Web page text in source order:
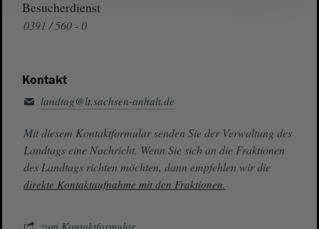
Besucherdienst
0391 / 560 - 0
Kontakt
landtag@lt.sachsen-anhalt.de
Mit diesem Kontaktformular senden Sie der Verwaltung des
Landtags eine Nachricht. Wenn Sie sich an die Fraktionen
des Landtags richten möchten, dann empfehlen wir die
direkte Kontaktaufnahme mit den Fraktionen.